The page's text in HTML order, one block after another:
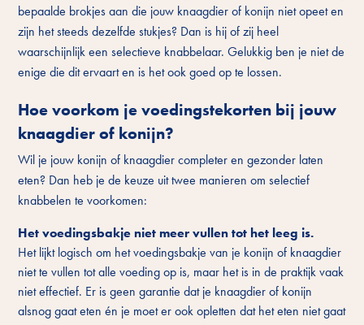
bepaalde brokjes aan die jouw knaagdier of konijn niet opeet en
zijn het steeds dezelfde stukjes? Dan is hij of zij heel
waarschijnlijk een selectieve knabbelaar. Gelukkig ben je niet de
enige die dit ervaart en is het ook goed op te lossen.
Hoe voorkom je voedingstekorten bij jouw
knaagdier of konijn?
Wil je jouw konijn of knaagdier completer en gezonder laten
eten? Dan heb je de keuze uit twee manieren om selectief
knabbelen te voorkomen:
Het voedingsbakje niet meer vullen tot het leeg is.
Het lijkt logisch om het voedingsbakje van je konijn of knaagdier
niet te vullen tot alle voeding op is, maar het is in de praktijk vaak
niet effectief. Er is geen garantie dat je knaagdier of konijn
alsnog gaat eten én je moet er ook opletten dat het eten niet gaat